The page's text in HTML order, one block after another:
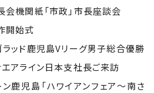
機関紙「市政」市長座談会
開始式
ッド鹿児島Vリーグ男子総合優勝
アライン日本支社長ご来訪
鹿児島「ハワイアンフェア〜南さ